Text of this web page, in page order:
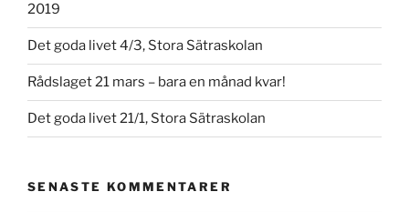
2019
Det goda livet 4/3, Stora Sätraskolan
Rådslaget 21 mars – bara en månad kvar!
Det goda livet 21/1, Stora Sätraskolan
SENASTE KOMMENTARER